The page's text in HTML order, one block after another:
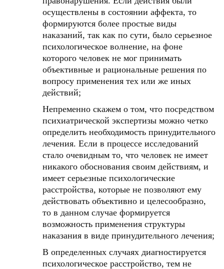
осуществлены в состоянии аффекта, то
формируются более простые виды
наказаний, так как по сути, было серьезное
психологическое волнение, на фоне
которого человек не мог принимать
объективные и рациональные решения по
вопросу применения тех или же иных
действий;
Непременно скажем о том, что посредством
психиатрической экспертизы можно четко
определить необходимость принудительного
лечения. Если в процессе исследований
стало очевидным то, что человек не имеет
никакого обоснования своим действиям, и
имеет серьезные психологические
расстройства, которые не позволяют ему
действовать объективно и целесообразно,
то в данном случае формируется
возможность применения структуры
наказания в виде принудительного лечения;
В определенных случаях диагностируется
психологическое расстройство, тем не